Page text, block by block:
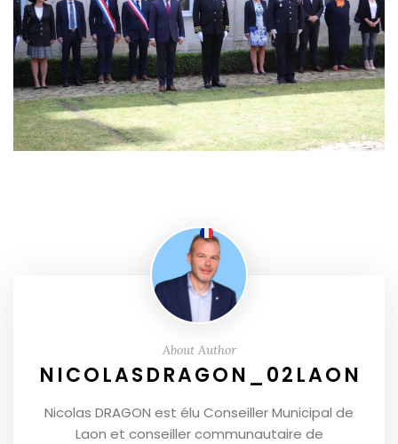
About Author
NICOLASDRAGON_02LAON
Nicolas DRAGON est élu Conseiller Municipal de
Laon et conseiller communautaire de